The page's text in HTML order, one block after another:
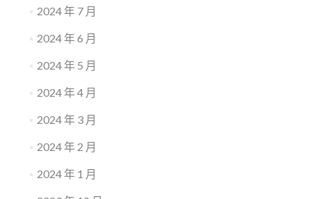
2024 年 7 月
2024 年 6 月
2024 年 5 月
2024 年 4 月
2024 年 3 月
2024 年 2 月
2024 年 1 月